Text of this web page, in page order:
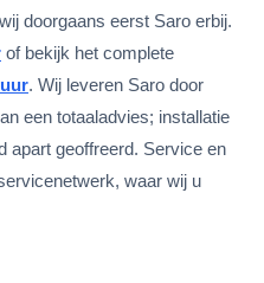
doorgaans eerst Saro erbij.
of bekijk het complete
. Wij leveren Saro door
een totaaladvies; installatie
apart geoffreerd. Service en
waar wij u